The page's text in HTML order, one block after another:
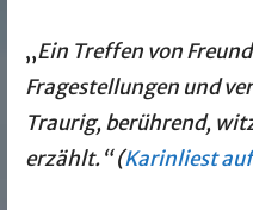
„Ein Treffen von
Fragestellungen und
Traurig, berührend,
erzählt.“ (Karinliest